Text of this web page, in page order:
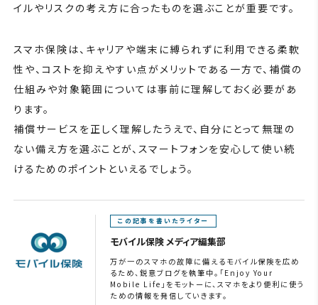
イルやリスクの考え方に合ったものを選ぶことが重要です。
スマホ保険は、キャリアや端末に縛られずに利用できる柔軟
性や、コストを抑えやすい点がメリットである一方で、補償の
仕組みや対象範囲については事前に理解しておく必要があ
ります。
補償サービスを正しく理解したうえで、自分にとって無理の
ない備え方を選ぶことが、スマートフォンを安心して使い続
けるためのポイントといえるでしょう。
この記事を書いたライター
モバイル保険 メディア編集部
万が一のスマホの故障に備えるモバイル保険を広め
るため、鋭意ブログを執筆中。「Enjoy Your
Mobile Life」をモットーに、スマホをより便利に使う
ための情報を発信していきます。